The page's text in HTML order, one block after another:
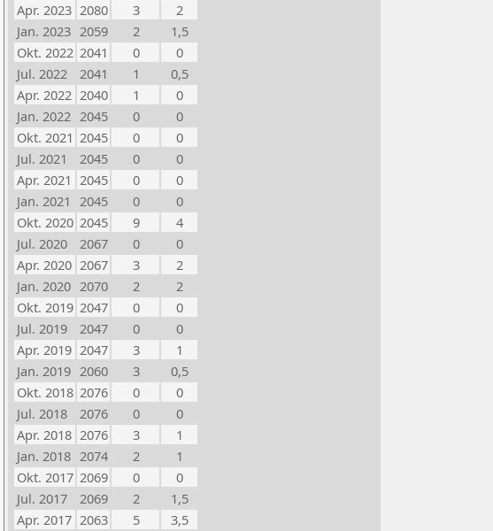
Apr. 2023 2080 3
2
Jan. 2023 2059 2
1,5
Okt. 2022 2041 0
0
Jul. 2022
2041 1
0,5
Apr. 2022 2040 1
0
Jan. 2022 2045 0
0
Okt. 2021 2045 0
0
Jul. 2021
2045 0
0
Apr. 2021 2045 0
0
Jan. 2021 2045 0
0
Okt. 2020 2045 9
4
Jul. 2020
2067 0
0
Apr. 2020 2067 3
2
Jan. 2020 2070 2
2
Okt. 2019 2047 0
0
Jul. 2019
2047 0
0
Apr. 2019 2047 3
1
Jan. 2019 2060 3
0,5
Okt. 2018 2076 0
0
Jul. 2018
2076 0
0
Apr. 2018 2076 3
1
Jan. 2018 2074 2
1
Okt. 2017 2069 0
0
Jul. 2017
2069 2
1,5
Apr. 2017 2063 5
3,5